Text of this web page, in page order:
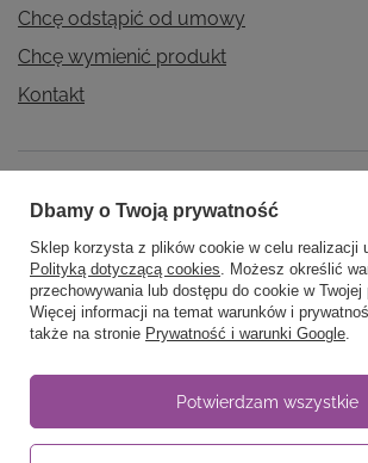
Chcę odstąpić od umowy
Chcę wymienić produkt
Kontakt
Regulaminy
Dbamy o Twoją prywatność
Sklep korzysta z plików cookie w celu realizacji
Polityką dotyczącą cookies. Możesz określić
przechowywania lub dostępu do cookie w Twojej
Więcej informacji na temat warunków i
także na stronie Prywatność i warunki Google.
Potwierdzam wszystkie